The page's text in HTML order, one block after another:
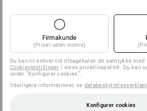
Firmakunde
(Priser uden moms)
Du kan til enhver tid tilbagekalde dit samtykke
Cookieindstillinger i vores privatlivspolitik. Du kan
under ”Konfigurer cookies”.
Yderligere informationer, se
Konfigurer cookies